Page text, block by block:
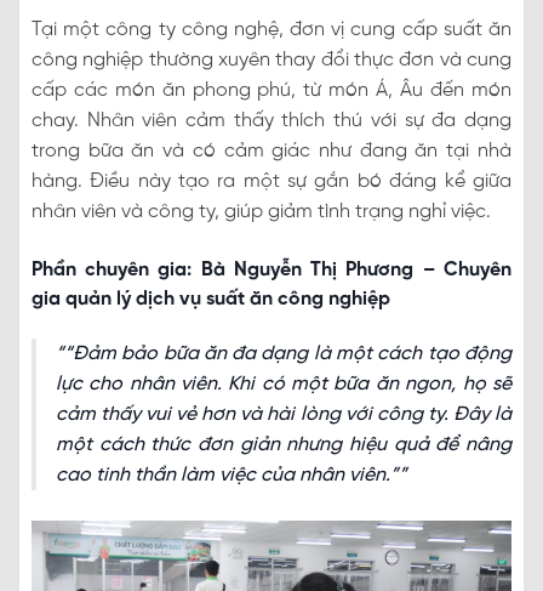
Tại một công ty công nghệ, đơn vị cung cấp suất ăn
công nghiệp thường xuyên thay đổi thực đơn và cung
cấp các món ăn phong phú, từ món Á, Âu đến món
chay. Nhân viên cảm thấy thích thú với sự đa dạng
trong bữa ăn và có cảm giác như đang ăn tại nhà
hàng. Điều này tạo ra một sự gắn bó đáng kể giữa
nhân viên và công ty, giúp giảm tình trạng nghỉ việc.
Phần chuyên gia: Bà Nguyễn Thị Phương – Chuyên
gia quản lý dịch vụ suất ăn công nghiệp
“Đảm bảo bữa ăn đa dạng là một cách tạo động
lực cho nhân viên. Khi có một bữa ăn ngon, họ sẽ
cảm thấy vui vẻ hơn và hài lòng với công ty. Đây là
một cách thức đơn giản nhưng hiệu quả để nâng
cao tinh thần làm việc của nhân viên.”